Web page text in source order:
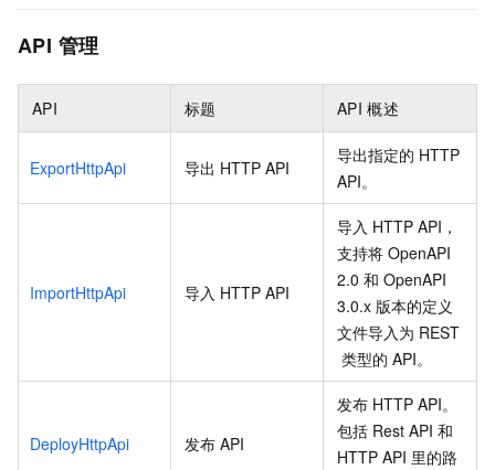
API 管理
API 标题 API 概述
ExportHttpApi 导出 HTTP API
导出指定的 HTTP
API。
ImportHttpApi 导入 HTTP API
导入 HTTP API，
支持将 OpenAPI
2.0 和 OpenAPI
3.0.x 版本的定义
文件导入为 REST
类型的 API。
DeployHttpApi 发布 API
发布 HTTP API。
包括 Rest API 和
HTTP API 里的路